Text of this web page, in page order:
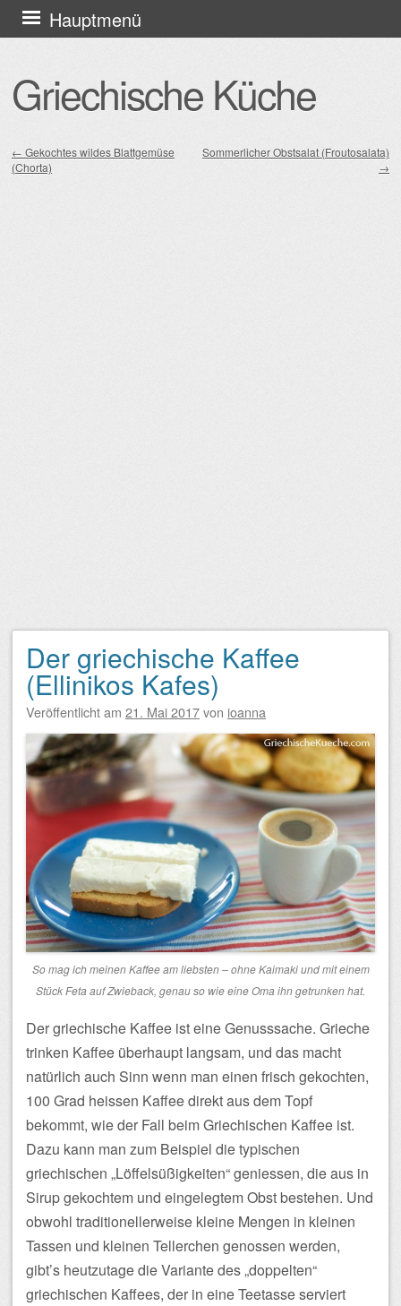
Griechische Küche
Hauptmenü
Zum
Inhalt
Beitragsnavigation
← Gekochtes wildes Blattgemüse
(Chorta)
Sommerlicher Obstsalat (Froutosalata)
→
Der griechische Kaffee
(Ellinikos Kafes)
Veröffentlicht am 21. Mai 2017von ioanna
So mag ich meinen Kaffee am liebsten – ohne Kaimaki und mit einem
Stück Feta auf Zwieback, genau so wie eine Oma ihn getrunken hat.
Der griechische Kaffee ist eine Genusssache. Grieche
trinken Kaffee überhaupt langsam, und das macht
natürlich auch Sinn wenn man einen frisch gekochten,
100 Grad heissen Kaffee direkt aus dem Topf
bekommt, wie der Fall beim Griechischen Kaffee ist.
Dazu kann man zum Beispiel die typischen
griechischen „Löffelsüßigkeiten“ geniessen, die aus in
Sirup gekochtem und eingelegtem Obst bestehen. Und
obwohl traditionellerweise kleine Mengen in kleinen
Tassen und kleinen Tellerchen genossen werden,
gibt’s heutzutage die Variante des „doppelten“
griechischen Kaffees, der in eine Teetasse serviert